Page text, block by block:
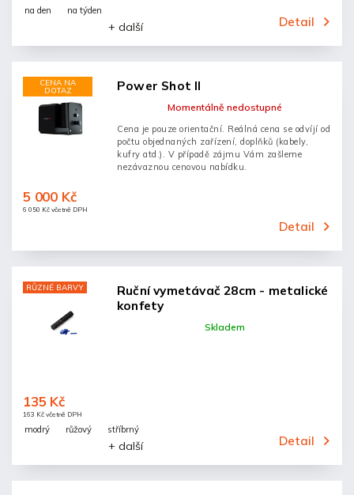
Detail
na den na týden
+ další
CENA NA
DOTAZ
Power Shot II
Momentálně nedostupné
6 050 Kč včetně DPH
5 000 Kč
Detail
Cena je pouze orientační. Reálná cena se odvíjí od
počtu objednaných zařízení, doplňků (kabely,
kufry atd.). V případě zájmu Vám zašleme
nezávaznou cenovou nabídku.
RŮZNÉ BARVY
Ruční vymetávač 28cm - metalické
konfety
Skladem
163 Kč včetně DPH
135 Kč
Detail
modrý růžový stříbrný
+ další